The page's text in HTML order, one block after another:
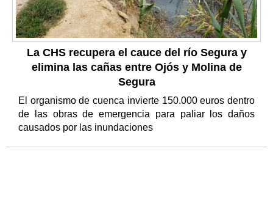
La CHS recupera el cauce del río Segura y
elimina las cañas entre Ojós y Molina de
Segura
El organismo de cuenca invierte 150.000 euros dentro
de las obras de emergencia para paliar los daños
causados por las inundaciones